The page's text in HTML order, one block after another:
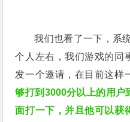
我们也看了一下，系
个人左右，我们游戏的同
发一个邀请，在目前这样
够打到3000分以上的用户
面打一下，并且他可以获